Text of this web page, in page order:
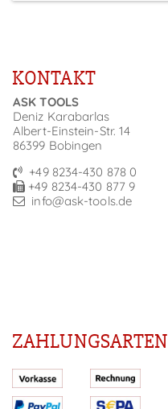
KONTAKT
ASK TOOLS
Deniz Karabarlas
Albert-Einstein-Str. 14
86399 Bobingen
+49 8234-430 878 0
+49 8234-430 877 9
info@ask-tools.de
ZAHLUNGSARTEN